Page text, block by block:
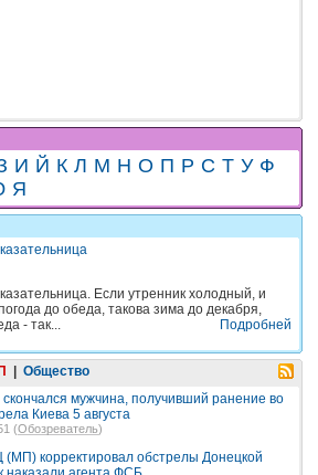
И Й К Л М Н О П Р С Т У Ф
Я
Если утренник холодный, и
до обеда, такова зима до декабря,
- так...
Подробней
| Общество
мужчина, получивший ранение во
Киева 5 августа
(Обозреватель)
(МП) корректировал обстрелы Донецкой